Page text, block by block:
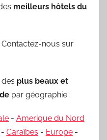
meilleurs hôtels du
nous sur
plus beaux et
par géographie :
- Amerique du Nord
- Caraïbes - Europe -